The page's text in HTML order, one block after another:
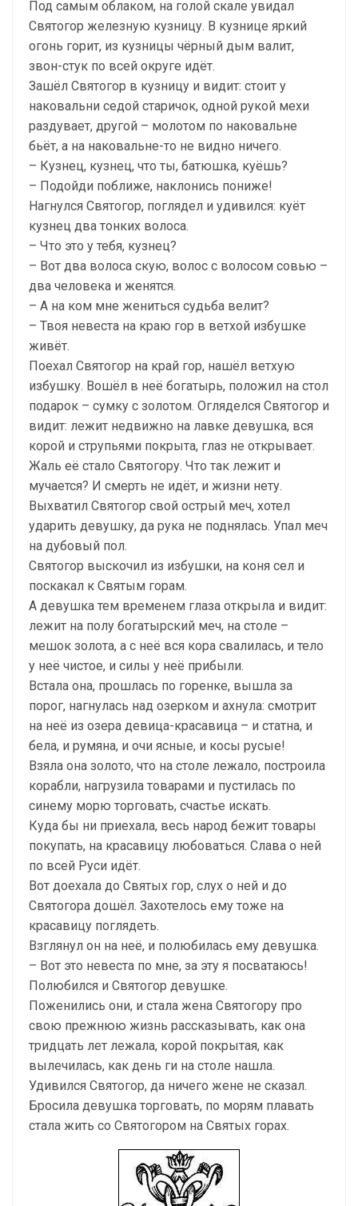
Под самым облаком, на голой скале увидал
Святогор железную кузницу. В кузнице яркий
огонь горит, из кузницы чёрный дым валит,
звон-стук по всей округе идёт.
Зашёл Святогор в кузницу и видит: стоит у
наковальни седой старичок, одной рукой мехи
раздувает, другой – молотом по наковальне
бьёт, а на наковальне-то не видно ничего.
– Кузнец, кузнец, что ты, батюшка, куёшь?
– Подойди поближе, наклонись пониже!
Нагнулся Святогор, поглядел и удивился: куёт
кузнец два тонких волоса.
– Что это у тебя, кузнец?
– Вот два волоса скую, волос с волосом совью –
два человека и женятся.
– А на ком мне жениться судьба велит?
– Твоя невеста на краю гор в ветхой избушке
живёт.
Поехал Святогор на край гор, нашёл ветхую
избушку. Вошёл в неё богатырь, положил на стол
подарок – сумку с золотом. Огляделся Святогор и
видит: лежит недвижно на лавке девушка, вся
корой и струпьями покрыта, глаз не открывает.
Жаль её стало Святогору. Что так лежит и
мучается? И смерть не идёт, и жизни нету.
Выхватил Святогор свой острый меч, хотел
ударить девушку, да рука не поднялась. Упал меч
на дубовый пол.
Святогор выскочил из избушки, на коня сел и
поскакал к Святым горам.
А девушка тем временем глаза открыла и видит:
лежит на полу богатырский меч, на столе –
мешок золота, а с неё вся кора свалилась, и тело
у неё чистое, и силы у неё прибыли.
Встала она, прошлась по горенке, вышла за
порог, нагнулась над озерком и ахнула: смотрит
на неё из озера девица-красавица – и статна, и
бела, и румяна, и очи ясные, и косы русые!
Взяла она золото, что на столе лежало, построила
корабли, нагрузила товарами и пустилась по
синему морю торговать, счастье искать.
Куда бы ни приехала, весь народ бежит товары
покупать, на красавицу любоваться. Слава о ней
по всей Руси идёт.
Вот доехала до Святых гор, слух о ней и до
Святогора дошёл. Захотелось ему тоже на
красавицу поглядеть.
Взглянул он на неё, и полюбилась ему девушка.
– Вот это невеста по мне, за эту я посватаюсь!
Полюбился и Святогор девушке.
Поженились они, и стала жена Святогору про
свою прежнюю жизнь рассказывать, как она
тридцать лет лежала, корой покрытая, как
вылечилась, как день ги на столе нашла.
Удивился Святогор, да ничего жене не сказал.
Бросила девушка торговать, по морям плавать
стала жить со Святогором на Святых горах.